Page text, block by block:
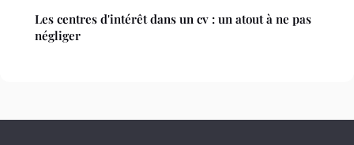
Les centres d'intérêt dans un cv : un atout à ne pas
négliger